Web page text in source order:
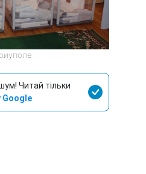
Читай тільки
Google